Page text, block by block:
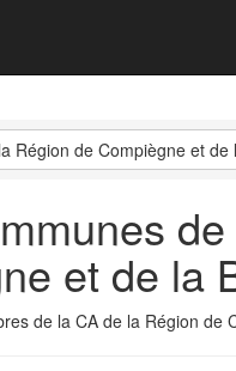
Région de Compiègne et de
et de la
de la CA de la Région de